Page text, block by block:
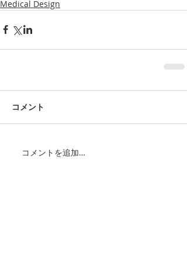
Medical Design
コメント
コメントを追加…